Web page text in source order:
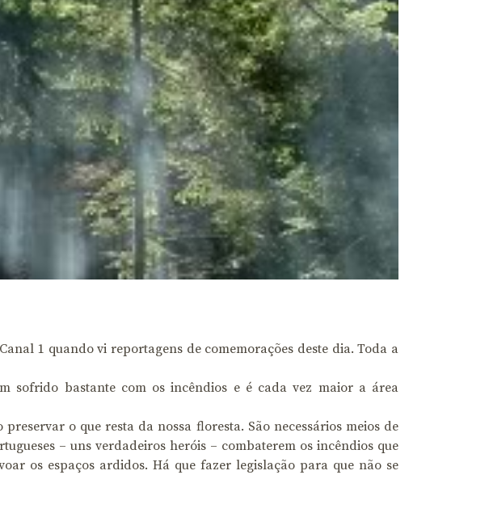
1 quando vi reportagens de comemorações deste dia. Toda a
sofrido bastante com os incêndios e é cada vez maior a área
o que resta da nossa floresta. São necessários meios de
– uns verdadeiros heróis – combaterem os incêndios que
os espaços ardidos. Há que fazer legislação para que não se